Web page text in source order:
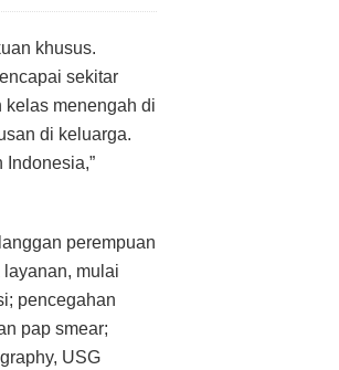
khusus.
sekitar
kelas menengah di
di keluarga.
perempuan
mulai
pencegahan
pap smear;
USG